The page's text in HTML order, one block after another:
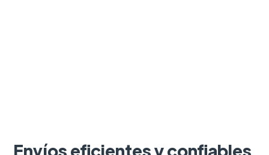
Envíos eficientes y confiables